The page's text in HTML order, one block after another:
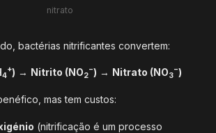
nitrato
bactérias nitrificantes convertem:
4
+) → Nitrito (NO2
−) → Nitrato (NO3
−)
mas tem custos:
(nitrificação é um processo